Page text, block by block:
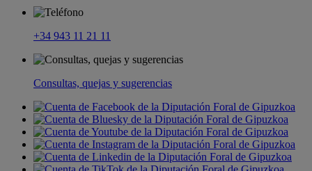
+34 943 11 21 11
Consultas, quejas y sugerencias